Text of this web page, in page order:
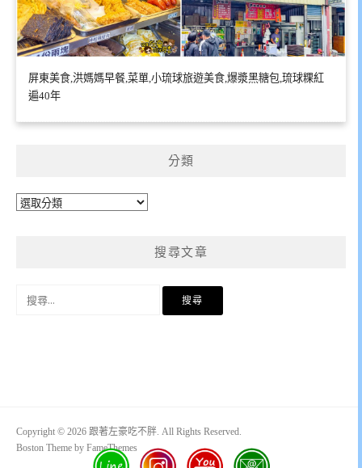
屏東美食,洪媽媽早餐,菜單,小琉球旅遊美食,爆漿黑糖包,琉球粿紅
遍40年
分類
分
搜尋文章
Copyright © 2026 跟著左豪吃不胖. All Rights Reserved.
Boston Theme by FameThemes